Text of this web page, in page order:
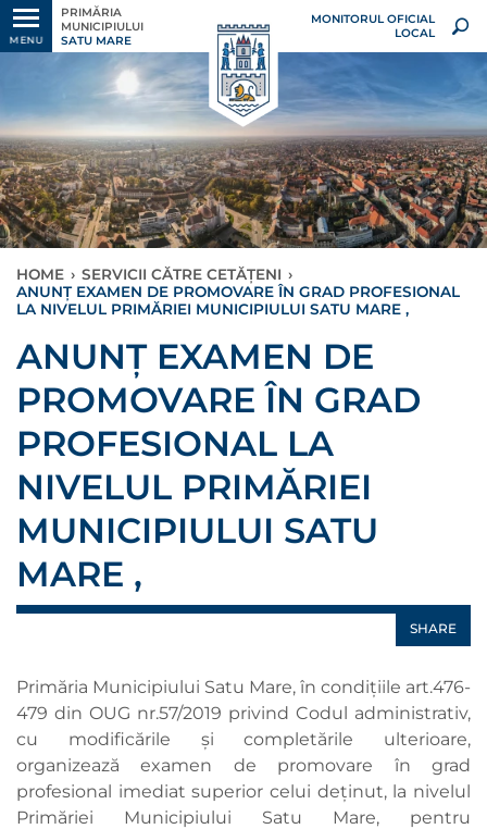
MENU
PRIMĂRIA
MUNICIPIULUI
SATU MARE
MONITORUL OFICIAL
LOCAL
HOME › SERVICII CĂTRE CETĂȚENI ›
ANUNȚ EXAMEN DE PROMOVARE ÎN GRAD PROFESIONAL
LA NIVELUL PRIMĂRIEI MUNICIPIULUI SATU MARE ,
ANUNȚ EXAMEN DE
PROMOVARE ÎN GRAD
PROFESIONAL LA
NIVELUL PRIMĂRIEI
MUNICIPIULUI SATU
MARE ,
SHARE
Primăria Municipiului Satu Mare, în condițiile art.476-
479 din OUG nr.57/2019 privind Codul administrativ,
cu modificările şi completările ulterioare,
organizează examen de promovare în grad
profesional imediat superior celui deținut, la nivelul
Primăriei Municipiului Satu Mare, pentru